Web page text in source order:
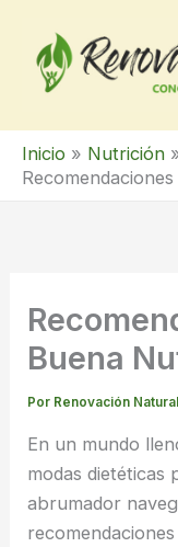
contenido
Inicio
Nutrición
Buena
Por Renovación
En un mundo
modas dietéticas
abrumador